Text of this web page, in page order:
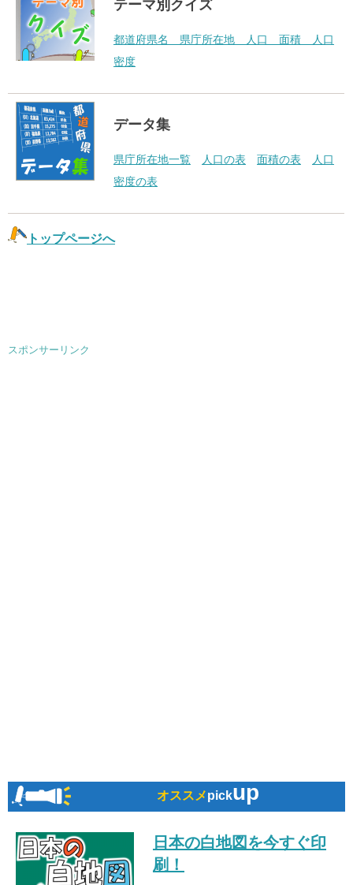
テーマ別クイズ
都道府県名 県庁所在地 人口 面積 人口
密度
データ集
県庁所在地一覧 人口の表 面積の表
人口
密度の表
トップページへ
スポンサーリンク
オススメpickup
日本の白地図を今すぐ印
刷！